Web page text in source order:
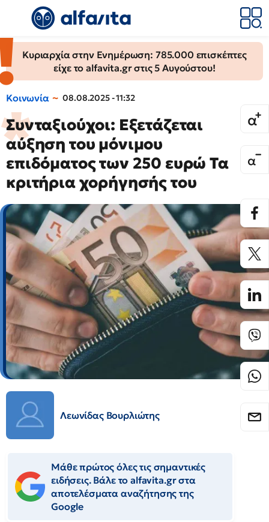
Κυριαρχία στην Ενημέρωση: 785.000 επισκέπτες
είχε το alfavita.gr στις 5 Αυγούστου!
Κοινωνία 08.08.2025 - 11:32
Συνταξιούχοι: Εξετάζεται
αύξηση του μόνιμου
επιδόματος των 250 ευρώ Τα
κριτήρια χορήγησής του
Λεωνίδας Βουρλιώτης
Μάθε πρώτος όλες τις σημαντικές
ειδήσεις. Βάλε το alfavita.gr στα
αποτελέσματα αναζήτησης της
Google